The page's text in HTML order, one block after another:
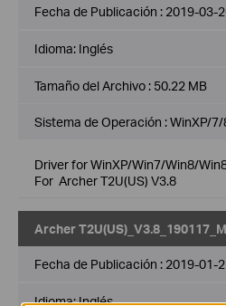
Fecha de Publicación : 2019-03-
Idioma: Inglés
Tamaño del Archivo : 50.22 MB
Sistema de Operación : WinXP/
Driver for WinXP/Win7/Win8/
For Archer T2U(US) V3.8
Archer
Fecha de Publicación : 2019-01-
Idioma:Inglés